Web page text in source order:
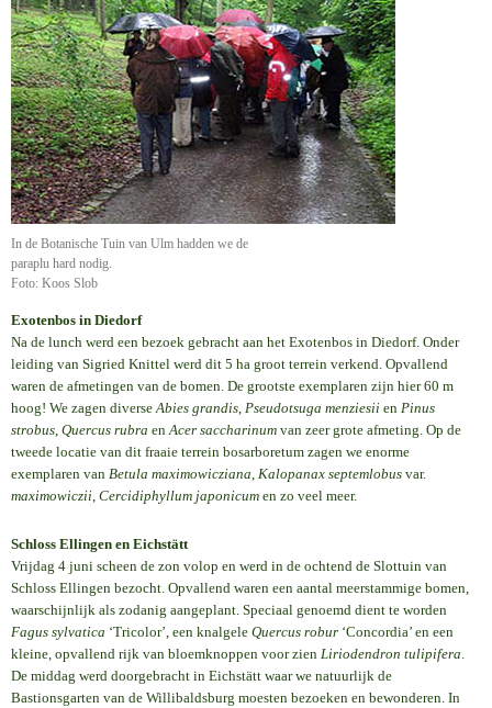
In de Botanische Tuin van Ulm hadden we de
paraplu hard nodig.
Foto: Koos Slob
Exotenbos in Diedorf
Na de lunch werd een bezoek gebracht aan het Exotenbos in Diedorf. Onder
leiding van Sigried Knittel werd dit 5 ha groot terrein verkend. Opvallend
waren de afmetingen van de bomen. De grootste exemplaren zijn hier 60 m
hoog! We zagen diverseAbies grandis, Pseudotsuga menziesii en Pinus
strobus, Quercus rubra enAcer saccharinum van zeer grote afmeting. Op de
tweede locatie van dit fraaie terrein bosarboretum zagen we enorme
exemplaren van Betula maximowicziana, Kalopanax septemlobus var.
maximowiczii, Cercidiphyllum japonicum en zo veel meer.
Schloss Ellingen en Eichstätt
Vrijdag 4 juni scheen de zon volop en werd in de ochtend de Slottuin van
Schloss Ellingen bezocht. Opvallend waren een aantal meerstammige bomen,
waarschijnlijk als zodanig aangeplant. Speciaal genoemd dient te worden
Fagus sylvatica ‘Tricolor’, een knalgele Quercus robur ‘Concordia’ en een
kleine, opvallend rijk van bloemknoppen voor zien Liriodendron tulipifera.
De middag werd doorgebracht in Eichstätt waar we natuurlijk de
Bastionsgarten van de Willibaldsburg moesten bezoeken en bewonderen. In